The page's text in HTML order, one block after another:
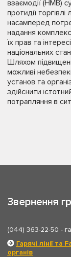
взаємодії (НМВ)
протидії
насамперед
надання
їх прав та
національних
Шляхом
можливі
установ та
здійснити
потрапляння в
Звернення
(044) 363-22-50 -
Гарячі лінії та
органів